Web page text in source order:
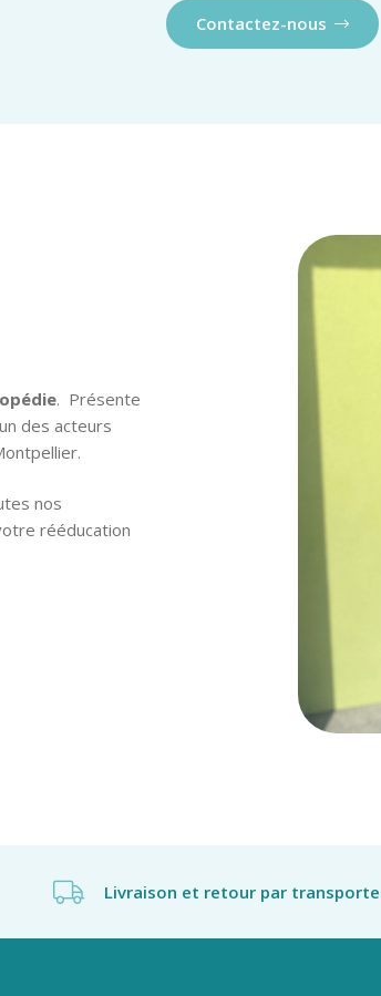
Contactez-nous
. Présente
des acteurs
nos
rééducation
Livraison et retour par